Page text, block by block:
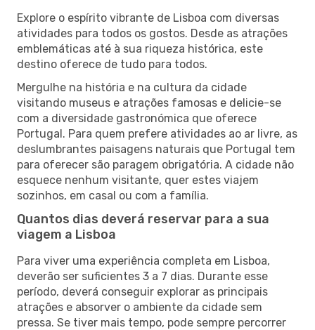
Explore o espírito vibrante de Lisboa com diversas
atividades para todos os gostos. Desde as atrações
emblemáticas até à sua riqueza histórica, este
destino oferece de tudo para todos.
Mergulhe na história e na cultura da cidade
visitando museus e atrações famosas e delicie-se
com a diversidade gastronómica que oferece
Portugal. Para quem prefere atividades ao ar livre, as
deslumbrantes paisagens naturais que Portugal tem
para oferecer são paragem obrigatória. A cidade não
esquece nenhum visitante, quer estes viajem
sozinhos, em casal ou com a família.
Quantos dias deverá reservar para a sua
viagem a Lisboa
Para viver uma experiência completa em Lisboa,
deverão ser suficientes 3 a 7 dias. Durante esse
período, deverá conseguir explorar as principais
atrações e absorver o ambiente da cidade sem
pressa. Se tiver mais tempo, pode sempre percorrer